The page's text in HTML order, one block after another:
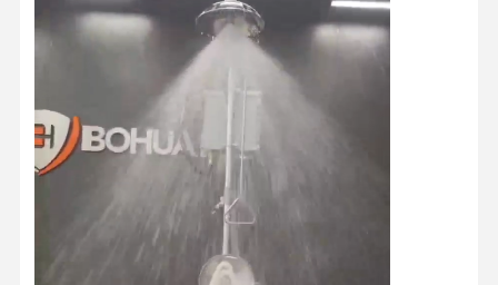
Stacja do mycia oczu na ścianie
Stacja do mycia oczu z pulpitu
Stacja do mycia oczu na pedale stóp
Zamknięta stacja do mycia oczu
Ogrzewanie elektryczne do przemywania oczu
Odporna na zamarzanie lakier do oczu